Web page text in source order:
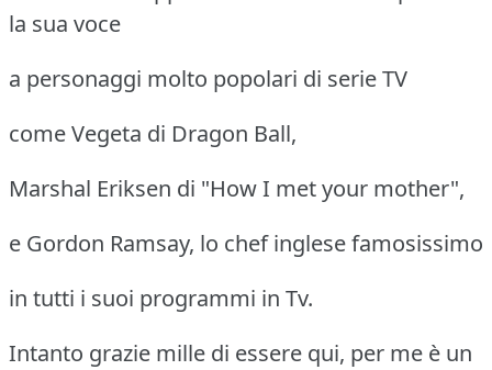
la sua voce
a personaggi molto popolari di serie TV
come Vegeta di Dragon Ball,
Marshal Eriksen di "How I met your mother",
e Gordon Ramsay, lo chef inglese famosissimo
in tutti i suoi programmi in Tv.
Intanto grazie mille di essere qui, per me è un